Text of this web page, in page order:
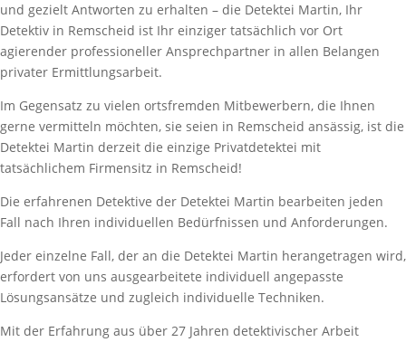
und gezielt Antworten zu erhalten – die Detektei Martin, Ihr
Detektiv in Remscheid ist Ihr einziger tatsächlich vor Ort
agierender professioneller Ansprechpartner in allen Belangen
privater Ermittlungsarbeit.
Im Gegensatz zu vielen ortsfremden Mitbewerbern, die Ihnen
gerne vermitteln möchten, sie seien in Remscheid ansässig, ist die
Detektei Martin derzeit die einzige Privatdetektei mit
tatsächlichem Firmensitz in Remscheid!
Die erfahrenen Detektive der Detektei Martin bearbeiten jeden
Fall nach Ihren individuellen Bedürfnissen und Anforderungen.
Jeder einzelne Fall, der an die Detektei Martin herangetragen wird,
erfordert von uns ausgearbeitete individuell angepasste
Lösungsansätze und zugleich individuelle Techniken.
Mit der Erfahrung aus über 27 Jahren detektivischer Arbeit